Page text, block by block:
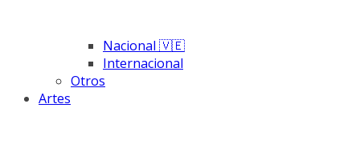
Nacional 🇻🇪
Internacional
Otros
Artes